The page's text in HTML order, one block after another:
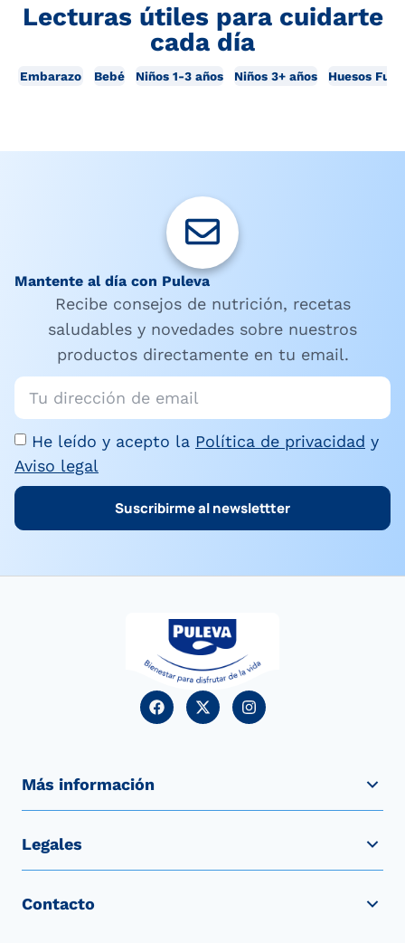
Lecturas útiles para cuidarte
cada día
Embarazo Bebé Niños 1-3 años Niños 3+ años Huesos
Mantente al día con Puleva
Recibe consejos de nutrición, recetas
saludables y novedades sobre nuestros
productos directamente en tu email.
He leído y acepto la Política de privacidad y
Aviso legal
Suscribirme al newslettter
Más información
Legales
Contacto